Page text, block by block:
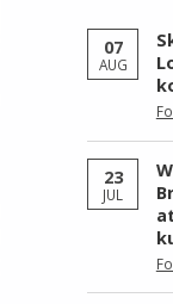
07
AUG
23
JUL